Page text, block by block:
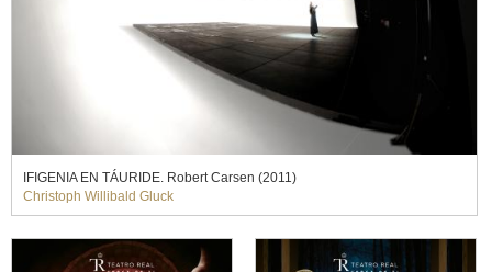
IFIGENIA EN TÁURIDE. Robert Carsen (2011)
Christoph Willibald Gluck